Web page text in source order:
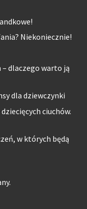
Niekoniecznie!
– dlaczego warto ją
dla dziewczynki
ciuchów.
w których będą